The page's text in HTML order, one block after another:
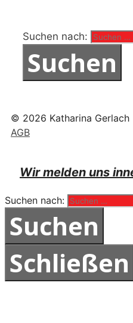
Suchen nach:
© 2026 Katharina Gerlach |
AGB
Wir melden uns
Suchen nach:
Schließen